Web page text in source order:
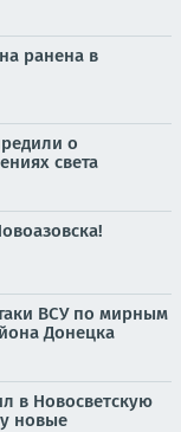
ранена в
о
света
ВСУ по мирным
Донецка
в Новосветскую
новые